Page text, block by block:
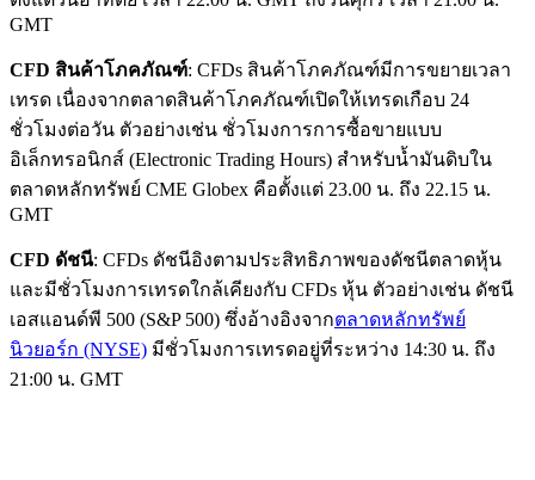
GMT
CFD สินค้าโภคภัณฑ์: CFDs สินค้าโภคภัณฑ์มีการขยายเวลา
เทรด เนื่องจากตลาดสินค้าโภคภัณฑ์เปิดให้เทรดเกือบ 24
ชั่วโมงต่อวัน ตัวอย่างเช่น ชั่วโมงการการซื้อขายแบบ
อิเล็กทรอนิกส์ (Electronic Trading Hours) สำหรับน้ำมันดิบใน
ตลาดหลักทรัพย์ CME Globex คือตั้งแต่ 23.00 น. ถึง 22.15 น.
GMT
CFD ดัชนี: CFDs ดัชนีอิงตามประสิทธิภาพของดัชนีตลาดหุ้น
และมีชั่วโมงการเทรดใกล้เคียงกับ CFDs หุ้น ตัวอย่างเช่น ดัชนี
เอสแอนด์พี 500 (S&P 500) ซึ่งอ้างอิงจากตลาดหลักทรัพย์
นิวยอร์ก (NYSE) มีชั่วโมงการเทรดอยู่ที่ระหว่าง 14:30 น. ถึง
21:00 น. GMT